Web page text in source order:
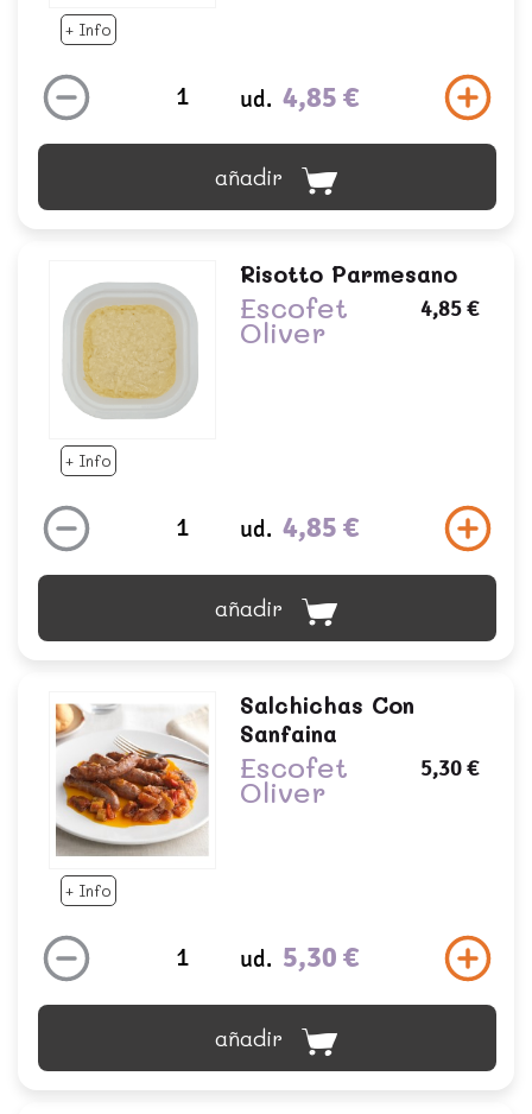
+ Info
ud. 4,85 €
añadir
+ Info
Risotto Parmesano
Escofet
Oliver
4,85 €
ud. 4,85 €
añadir
+ Info
Salchichas Con
Sanfaina
Escofet
Oliver
5,30 €
ud. 5,30 €
añadir